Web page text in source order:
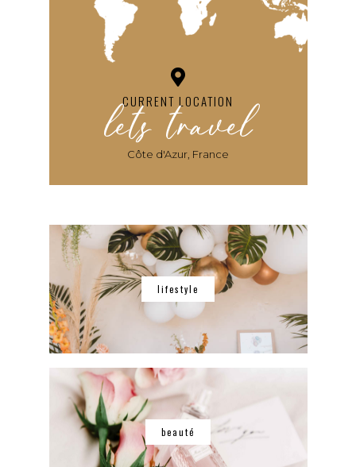
CURRENT LOCATION
lets travel
Côte d'Azur, France
lifestyle
beauté